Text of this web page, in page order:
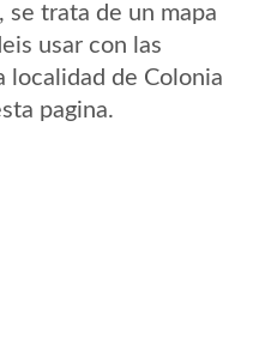
se trata de un mapa
usar con las
localidad de Colonia
pagina.